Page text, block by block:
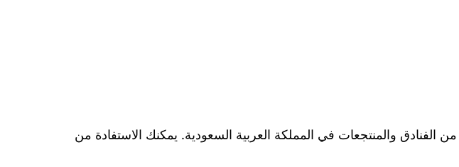
والمنتجعات في المملكة العربية السعودية. يمكنك الاستفادة من